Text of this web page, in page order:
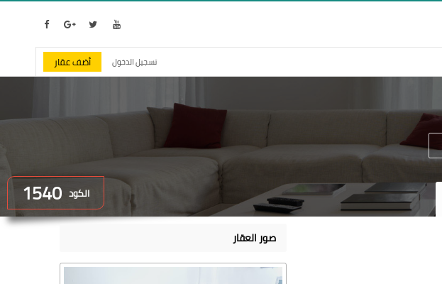
تسجيل الدخول أضف عقار
الكود 1540
صور العقار